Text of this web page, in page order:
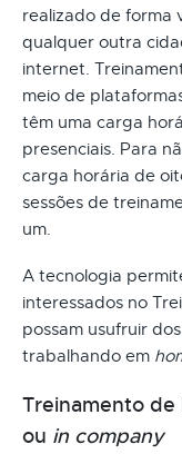
realizado de forma
qualquer outra
internet.
meio de
têm uma carga
presenciais. Para
carga horária de
sessões de
um.
A tecnologia
interessados no
possam usufruir
trabalhando em
Treinamento de
ou in company